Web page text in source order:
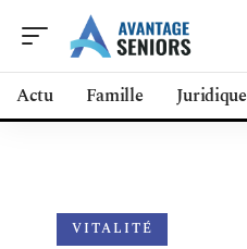
Actu Famille Juridique
VITALITÉ